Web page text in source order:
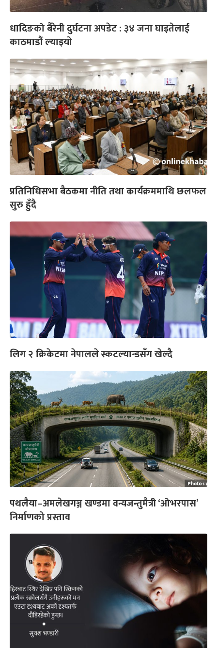
धादिङको बैरेनी दुर्घटना अपडेट : ३४ जना घाइतेलाई
काठमाडौं ल्याइयो
प्रतिनिधिसभा बैठकमा नीति तथा कार्यक्रममाथि छलफल
सुरु हुँदै
लिग २ क्रिकेटमा नेपालले स्कटल्यान्डसँग खेल्दै
पथलैया–अमलेखगञ्ज खण्डमा वन्यजन्तुमैत्री ‘ओभरपास’
निर्माणको प्रस्ताव